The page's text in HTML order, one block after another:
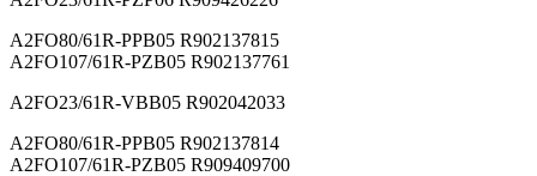
A2FO80/61R-PPB05 R902137815
A2FO107/61R-PZB05 R902137761
A2FO23/61R-VBB05 R902042033
A2FO80/61R-PPB05 R902137814
A2FO107/61R-PZB05 R909409700